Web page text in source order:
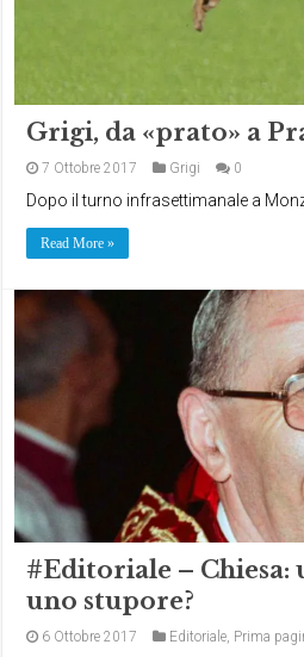
Grigi, da «prato» a
7 Ottobre 2017 Grigi 0
Dopo il turno infrasettimanale a
Read More »
#Editoriale – Chiesa:
uno stupore?
6 Ottobre 2017 Editoriale, Prima